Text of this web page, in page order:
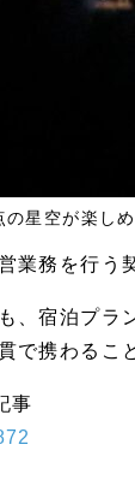
星空が楽し
業務を行う
、宿泊プ
で携わるこ
事